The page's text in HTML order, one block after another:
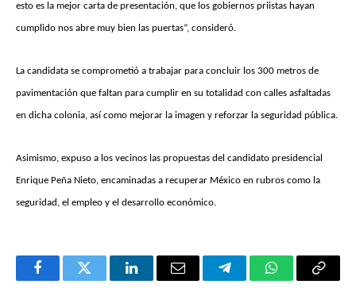
esto es la mejor carta de presentación, que los gobiernos priistas hayan
cumplido nos abre muy bien las puertas”, consideró.
La candidata se comprometió a trabajar para concluir los 300 metros de
pavimentación que faltan para cumplir en su totalidad con calles asfaltadas
en dicha colonia, así como mejorar la imagen y reforzar la seguridad pública.
Asimismo, expuso a los vecinos las propuestas del candidato presidencial
Enrique Peña Nieto, encaminadas a recuperar México en rubros como la
seguridad, el empleo y el desarrollo económico.
FacebookTwitter LinkedInEmail TelegramWhatsApp
Copy